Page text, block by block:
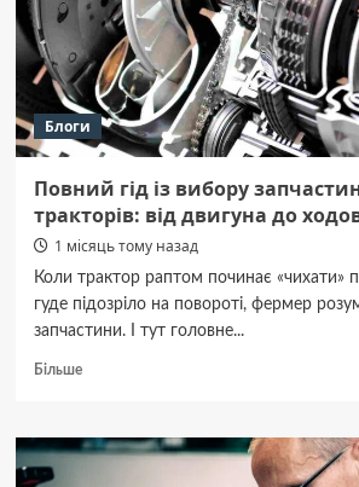
Блоги
Повний гід із вибору
тракторів: від двигуна до
1 місяць тому назад
Коли трактор раптом починає «чихати»
гуде підозріло на повороті, фермер
запчастини. І тут головне...
БільшеДокладніше
гід
із